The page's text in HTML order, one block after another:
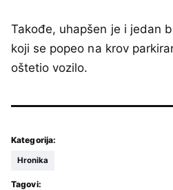
Takođe, uhapšen je i jedan
koji se popeo na krov
oštetio vozilo.
Kategorija:
Hronika
Tagovi: